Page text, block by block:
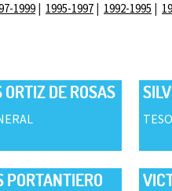
1999 1995-1997 1992-1995
DE ROSAS
PORTANTIERO